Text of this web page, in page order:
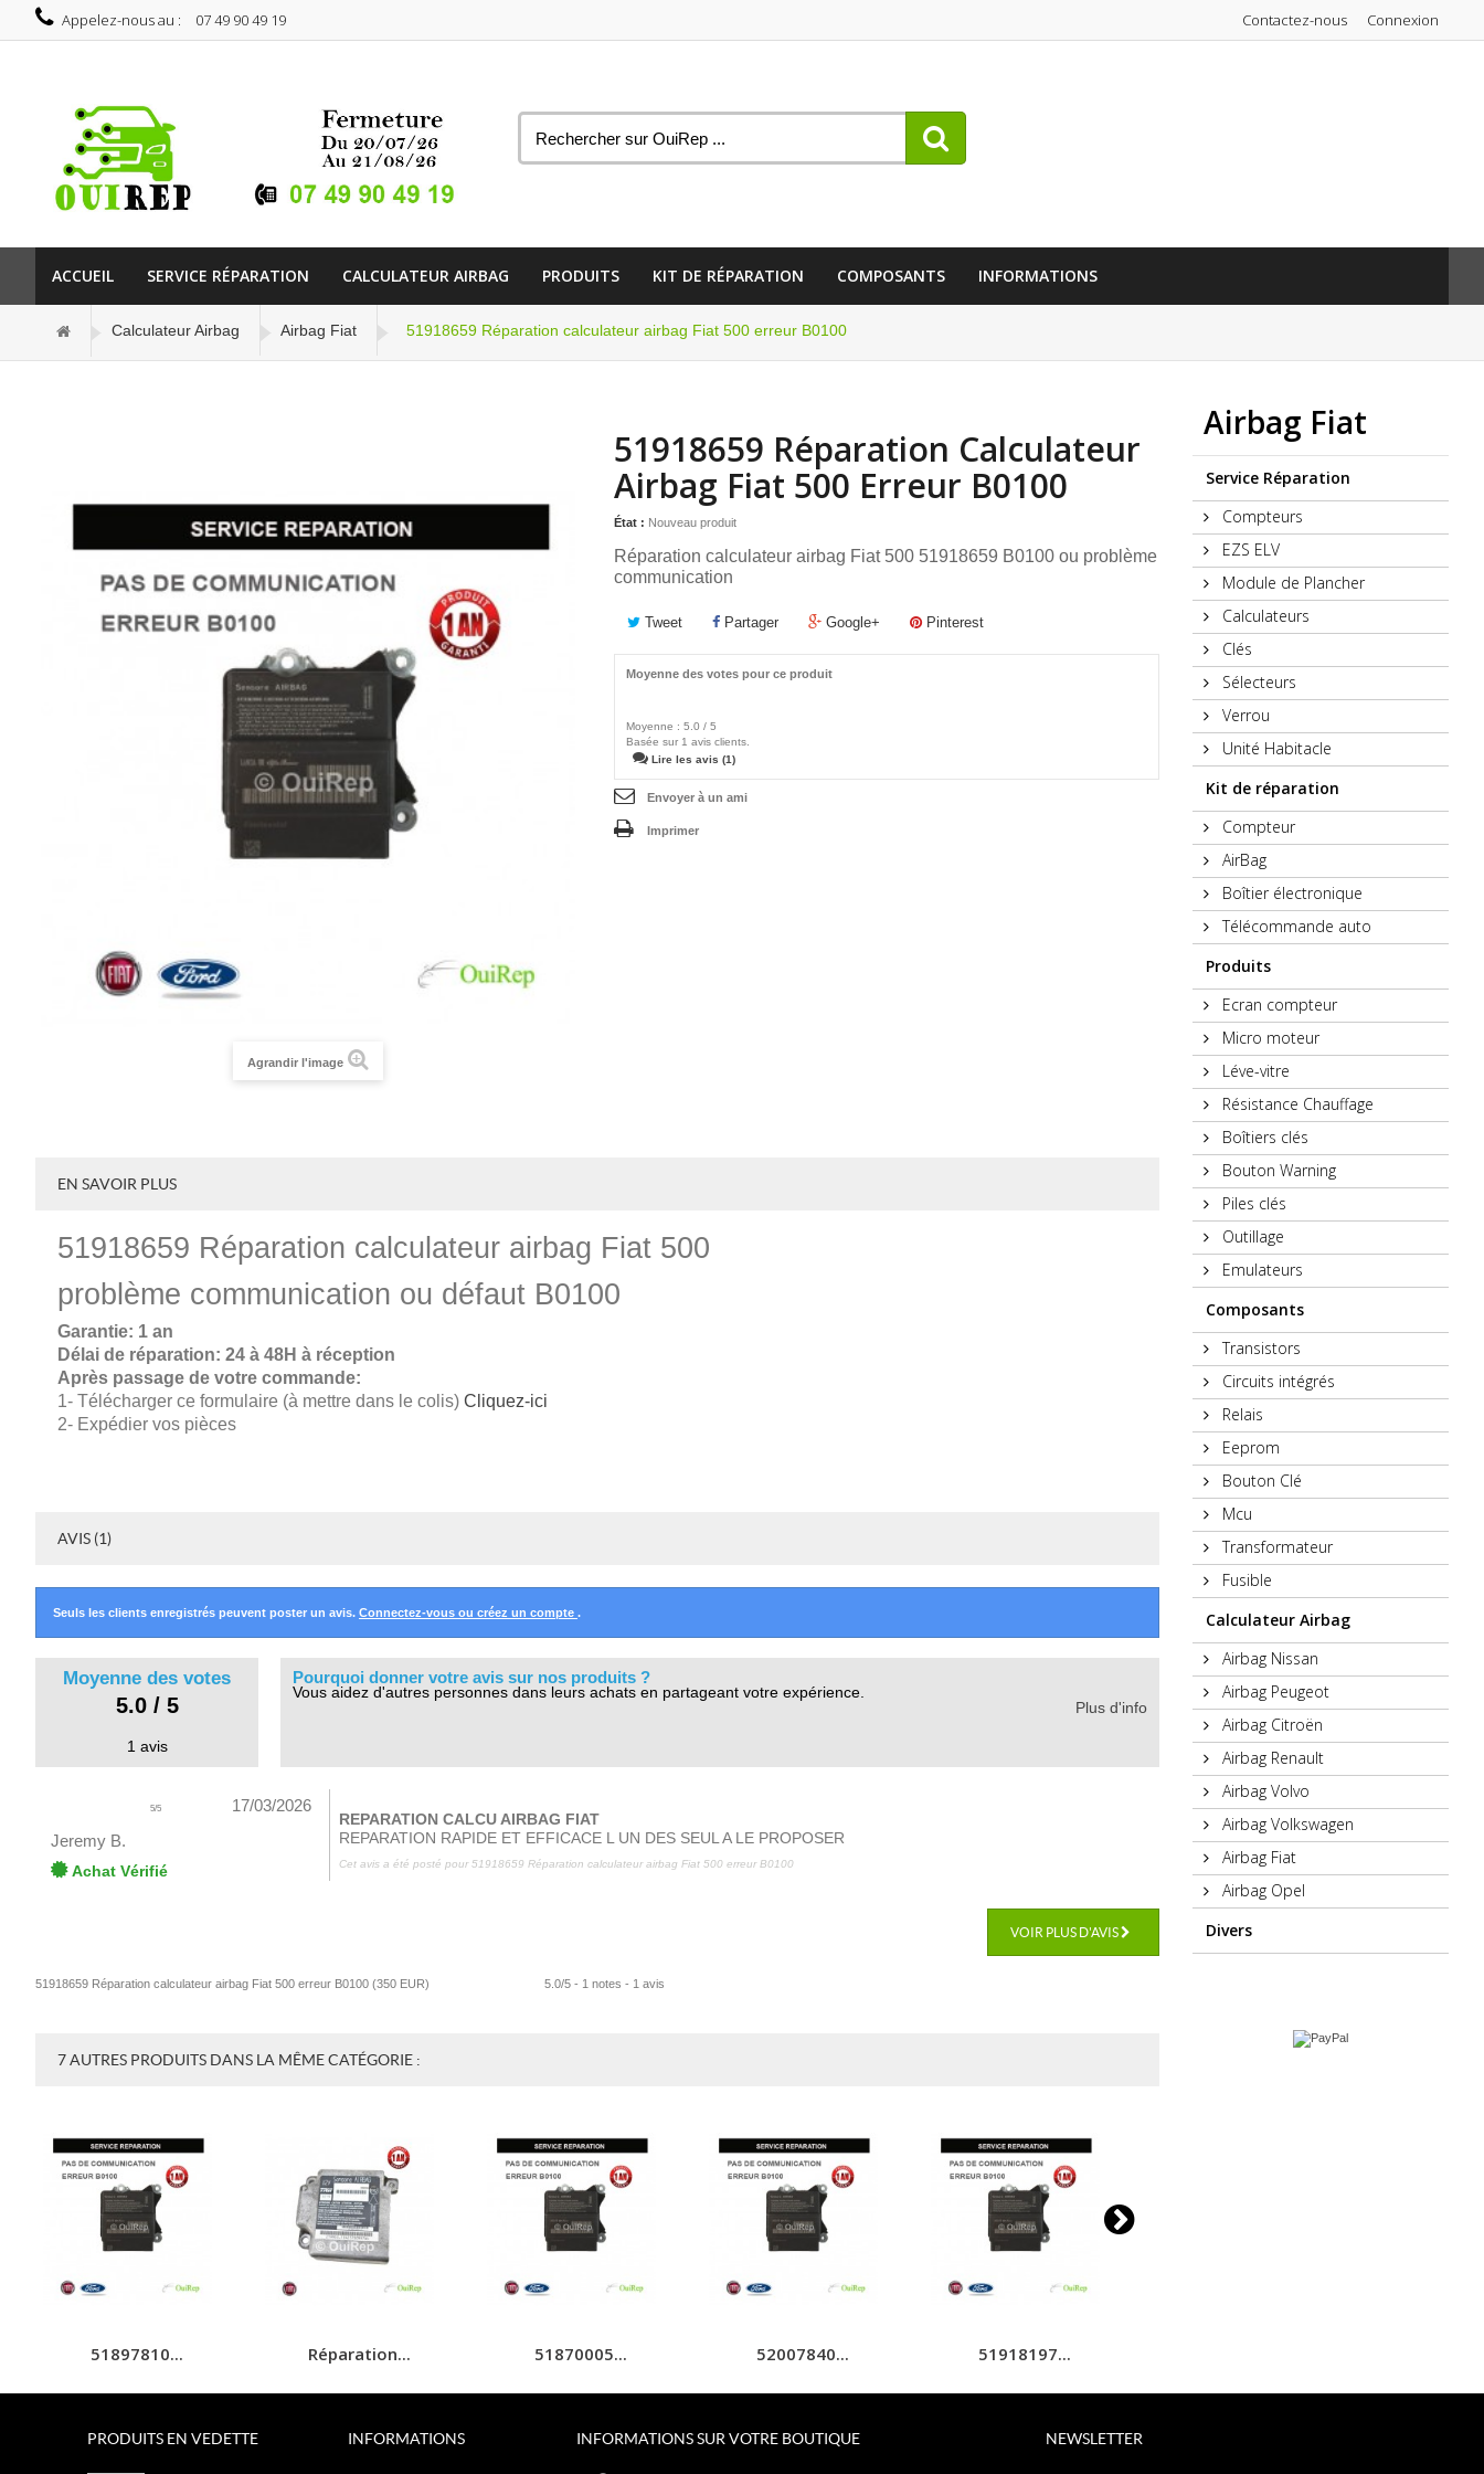
Connexion
Contactez-nous
Appelez-nous au : 07 49 90 49 19
ACCUEIL SERVICE RÉPARATION CALCULATEUR AIRBAG PRODUITS KIT DE RÉPARATION COMPOSANTS INFORMATIONS
Calculateur Airbag Airbag Fiat 51918659 Réparation calculateur airbag Fiat 500 erreur B0100
Agrandir l'image
51918659 Réparation Calculateur
Airbag Fiat 500 Erreur B0100
État : Nouveau produit
Réparation calculateur airbag Fiat 500 51918659 B0100 ou problème
communication
Tweet Partager Google+ Pinterest
Moyenne des votes pour ce produit
Moyenne : 5.0 / 5
Basée sur 1 avis clients.
Lire les avis (1)
Envoyer à un ami
Imprimer
EN SAVOIR PLUS
51918659 Réparation calculateur airbag Fiat 500
problème communication ou défaut B0100
Garantie: 1 an
Délai de réparation: 24 à 48H à réception
Après passage de votre commande:
1- Télécharger ce formulaire (à mettre dans le colis) Cliquez-ici
2- Expédier vos pièces
AVIS (1)
Seuls les clients enregistrés peuvent poster un avis. Connectez-vous ou créez un compte .
Moyenne des votes
5.0 / 5
1 avis
Pourquoi donner votre avis sur nos produits ?
Vous aidez d'autres personnes dans leurs achats en partageant votre expérience.
Plus d'info
5/5
17/03/2026
Jeremy B.
Achat Vérifié
REPARATION CALCU AIRBAG FIAT
REPARATION RAPIDE ET EFFICACE L UN DES SEUL A LE PROPOSER
Cet avis a été posté pour51918659 Réparation calculateur airbag Fiat 500 erreur B0100
VOIR PLUS D'AVIS
51918659 Réparation calculateur airbag Fiat 500 erreur B0100 (350 EUR) 5.0/5 - 1 notes - 1 avis
7 AUTRES PRODUITS DANS LA MÊME CATÉGORIE :
51897810... Réparation... 51870005... 52007840... 51918197...
Airbag Fiat
Service Réparation
Compteurs
EZS ELV
Module de Plancher
Calculateurs
Clés
Sélecteurs
Verrou
Unité Habitacle
Kit de réparation
Compteur
AirBag
Boîtier électronique
Télécommande auto
Produits
Ecran compteur
Micro moteur
Léve-vitre
Résistance Chauffage
Boîtiers clés
Bouton Warning
Piles clés
Outillage
Emulateurs
Composants
Transistors
Circuits intégrés
Relais
Eeprom
Bouton Clé
Mcu
Transformateur
Fusible
Calculateur Airbag
Airbag Nissan
Airbag Peugeot
Airbag Citroën
Airbag Renault
Airbag Volvo
Airbag Volkswagen
Airbag Fiat
Airbag Opel
Divers
PRODUITS EN VEDETTE INFORMATIONS INFORMATIONS SUR VOTRE BOUTIQUE NEWSLETTER